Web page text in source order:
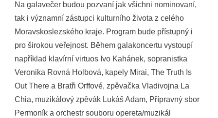
Na galavečer budou pozvaní jak všichni nominovaní,
tak i významní zástupci kulturního života z celého
Moravskoslezského kraje. Program bude přístupný i
pro širokou veřejnost. Během galakoncertu vystoupí
například klavírní virtuos Ivo Kahánek, sopranistka
Veronika Rovná Holbová, kapely Mirai, The Truth Is
Out There a Bratři Orffové, zpěvačka Vladivojna La
Chia, muzikálový zpěvák Lukáš Adam, Přípravný sbor
Permoník a orchestr souboru opereta/muzikál